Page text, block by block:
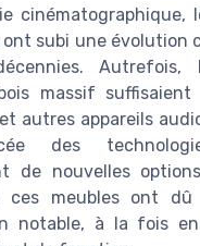
cinématographique,
ont subi une évolution
Autrefois,
massif
autres appareils
des
de nouvelles
ces meubles ont dû
notable, à la fois